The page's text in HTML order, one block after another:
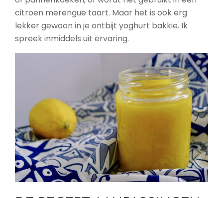
citroen merengue taart. Maar het is ook erg
lekker gewoon in je ontbijt yoghurt bakkie. Ik
spreek inmiddels uit ervaring.